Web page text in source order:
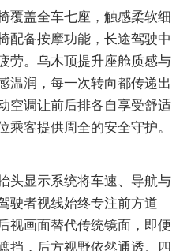
覆盖全车七座，触感柔软细
配备按摩功能，长途驾驶中
劳。乌木顶提升座舱质感与
温润，每一次转向都传递出
空调让前后排各自享受舒适
乘客提供周全的安全守护。
头显示系统将车速、导航与
驶者视线始终专注前方道
视画面替代传统镜面，即便
挡，后方视野依然通透。四